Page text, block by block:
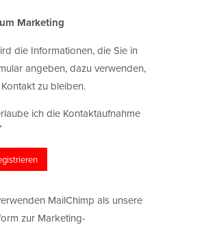
Marketing
die Informationen, die Sie in
angeben, dazu verwenden,
zu bleiben.
ich die Kontaktaufnahme
MailChimp als unsere
zur Marketing-